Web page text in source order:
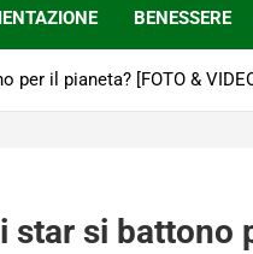
BENESSERE
il pianeta? [FOTO &
si battono